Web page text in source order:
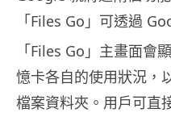
「Files Go」可透過
「Files Go」主畫面會
憶卡各自的使用狀況，
檔案資料夾。用戶可直